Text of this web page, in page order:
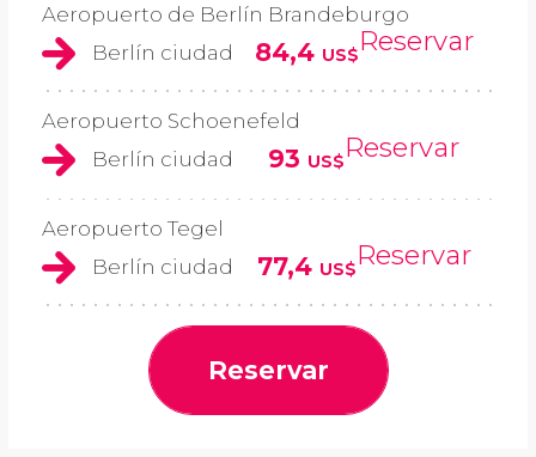
Aeropuerto de Berlín Brandeburgo
Berlín ciudad
84,4 US$Reservar
Aeropuerto Schoenefeld
Berlín ciudad
93 US$Reservar
Aeropuerto Tegel
Berlín ciudad
77,4 US$Reservar
Reservar